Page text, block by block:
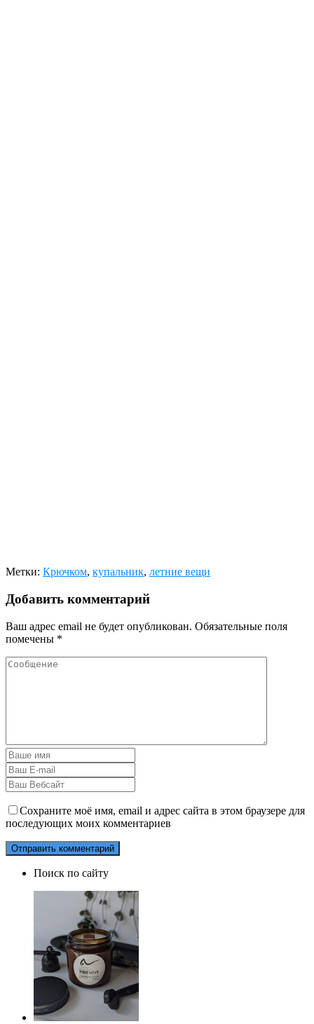
Метки: Крючком, купальник, летние вещи
Добавить комментарий
Ваш адрес email не будет опубликован. Обязательные поля
помечены *
Сохраните моё имя, email и адрес сайта в этом браузере для
последующих моих комментариев
Поиск по сайту